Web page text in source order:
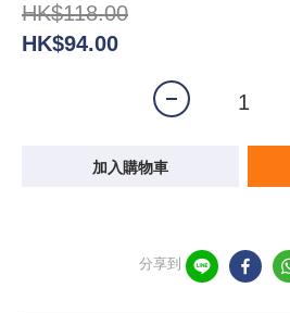
HK$118.00
HK$94.00
加入購物車
分享到